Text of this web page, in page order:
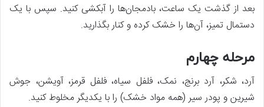
بعد از گذشت یک ساعت، بادمجان‌ها را آبکشی کنید. سپس با یک
دستمال تمیز، آن‌ها را خشک کرده و کنار بگذارید.
مرحله چهارم
آرد، شکر، آرد برنج، نمک، فلفل سیاه، فلفل قرمز، آویشن، جوش
شیرین و پودر سیر (همه مواد خشک) را با یکدیگر مخلوط کنید.